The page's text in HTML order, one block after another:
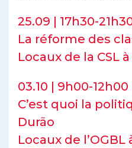
25.09 | 17h30-
La réforme des
Locaux de la CSL
03.10 | 9h00-12h00
C’est quoi la
Durão
Locaux de